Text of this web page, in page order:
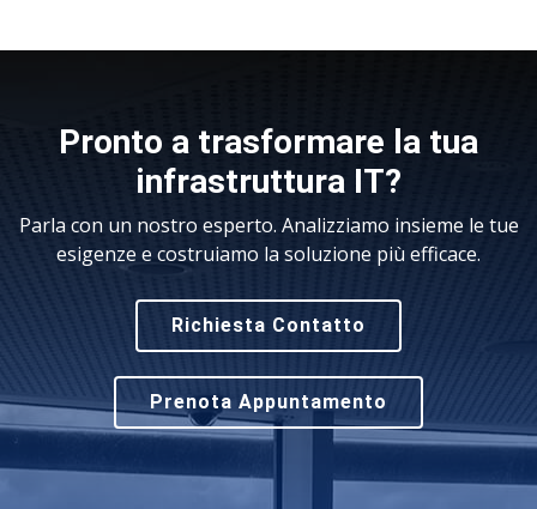
Pronto a trasformare la tua
infrastruttura IT?
Parla con un nostro esperto. Analizziamo insieme le tue
esigenze e costruiamo la soluzione più efficace.
Richiesta Contatto
Prenota Appuntamento